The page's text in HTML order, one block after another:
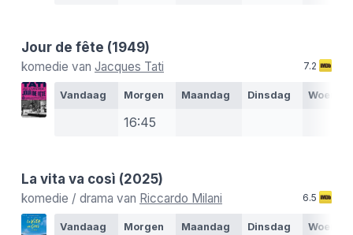
Jour de fête (1949)
komedie van Jacques Tati 7.2
Vandaag Morgen Maandag Dinsdag
16:45
La vita va così (2025)
komedie / drama van Riccardo Milani 6.5
Vandaag Morgen Maandag Dinsdag